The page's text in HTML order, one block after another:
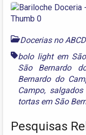
Docerias no ABCD
bolo light em
São Bernardo
Bernardo do
Campo,
tortas em São
Pesquisas